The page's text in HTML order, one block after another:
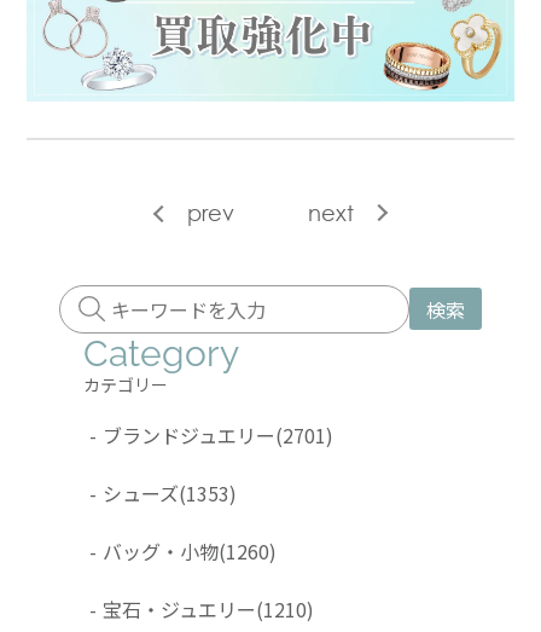
prev next
検索
Category
カテゴリー
- ブランドジュエリー(2701)
- シューズ(1353)
- バッグ・小物(1260)
- 宝石・ジュエリー(1210)